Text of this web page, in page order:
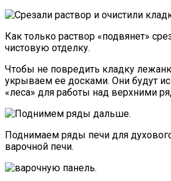
Как только раствор «подвянет»
чистовую отделку.
Чтобы не повредить кладку
укрываем ее досками. Они будут
«леса» для работы над верхними
Поднимаем ряды печи для
варочной печи.